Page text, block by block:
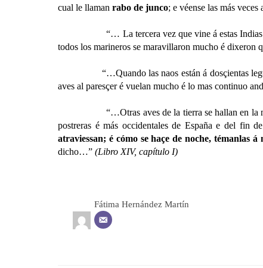
cual le llaman rabo de junco; e véense las más
“… La tercera vez que vine á estas Indias…y en
todos los marineros se maravillaron mucho é dixeron
“…Quando las naos están á dosçientas
aves al paresçer é vuelan mucho é lo mas continuo
“…Otras aves de la tierra se hallan en la mar y
postreras é más occidentales de España e del fin
atraviessan; é cómo se haçe de noche, témanlas
dicho…” (Libro XIV, capítulo I)
Fátima Hernández Martín